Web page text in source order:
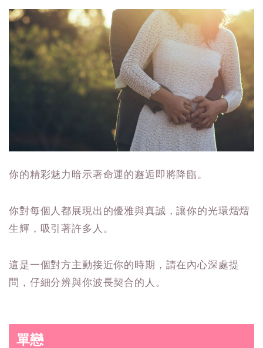
你的精彩魅力暗示著命運的邂逅即將降臨。
你對每個人都展現出的優雅與真誠，讓你的光環熠熠
生輝，吸引著許多人。
這是一個對方主動接近你的時期，請在內心深處提
問，仔細分辨與你波長契合的人。
單戀